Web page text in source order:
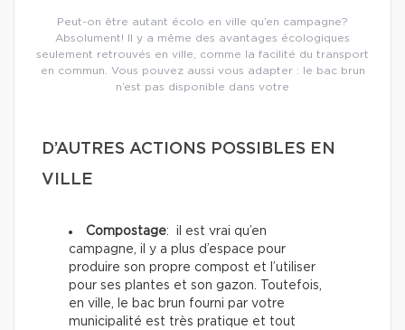
Peut-on être autant écolo en ville qu’en campagne?
Absolument! Il y a même des avantages écologiques
seulement retrouvés en ville, comme la facilité du transport
en commun. Vous pouvez aussi vous adapter : le bac brun
n’est pas disponible dans votre
D’AUTRES ACTIONS POSSIBLES EN
VILLE
Compostage: il est vrai qu’en
campagne, il y a plus d’espace pour
produire son propre compost et l’utiliser
pour ses plantes et son gazon. Toutefois,
en ville, le bac brun fourni par votre
municipalité est très pratique et tout